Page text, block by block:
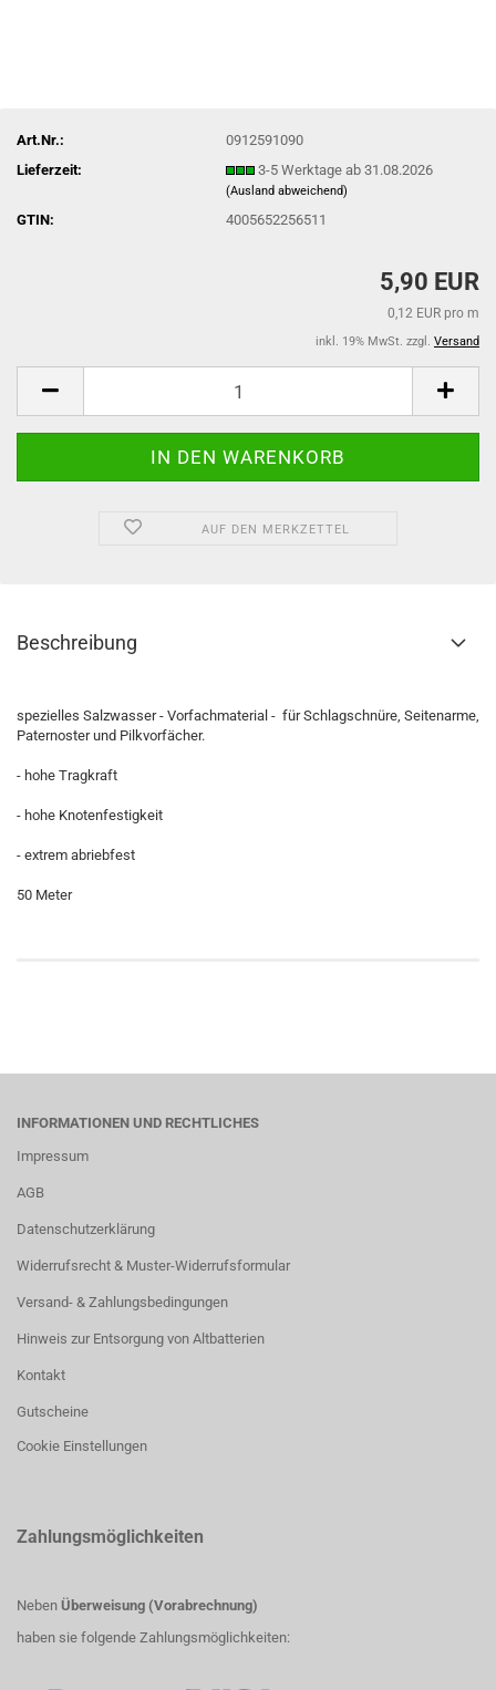
Art.Nr.:
0912591090
Lieferzeit:
3-5 Werktage ab 31.08.2026
(Ausland abweichend)
GTIN: 4005652256511
5,90 EUR
0,12 EUR pro m
inkl. 19% MwSt. zzgl. Versand
AUF DEN MERKZETTEL
Beschreibung
spezielles Salzwasser - Vorfachmaterial - für Schlagschnüre, Seitenarme,
Paternoster und Pilkvorfächer.
- hohe Tragkraft
- hohe Knotenfestigkeit
- extrem abriebfest
50 Meter
INFORMATIONEN UND RECHTLICHES
Impressum
AGB
Datenschutzerklärung
Widerrufsrecht & Muster-Widerrufsformular
Versand- & Zahlungsbedingungen
Hinweis zur Entsorgung von Altbatterien
Kontakt
Gutscheine
Cookie Einstellungen
Zahlungsmöglichkeiten
Neben Überweisung (Vorabrechnung)
haben sie folgende Zahlungsmöglichkeiten: